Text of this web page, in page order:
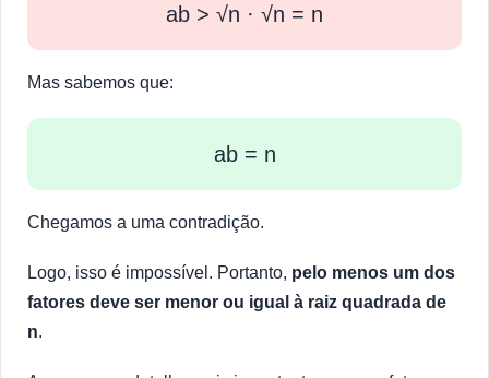
ab > √n · √n = n
Mas sabemos que:
ab = n
Chegamos a uma contradição.
Logo, isso é impossível. Portanto, pelo menos um dos
fatores deve ser menor ou igual à raiz quadrada de
n.